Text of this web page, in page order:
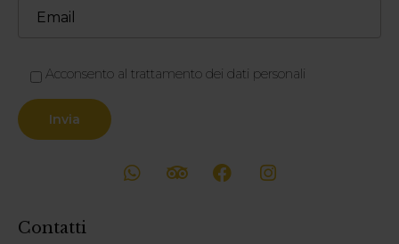
Acconsento al trattamento dei dati personali
Contatti